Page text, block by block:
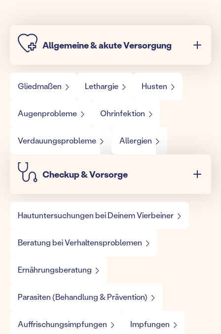
Allgemeine & akute Versorgung
Gliedmaßen Lethargie Husten
Augenprobleme Ohrinfektion
Verdauungsprobleme Allergien
Checkup & Vorsorge
Hautuntersuchungen bei Deinem Vierbeiner
Beratung bei Verhaltensproblemen
Ernährungsberatung
Parasiten (Behandlung & Prävention)
Auffrischungsimpfungen Impfungen